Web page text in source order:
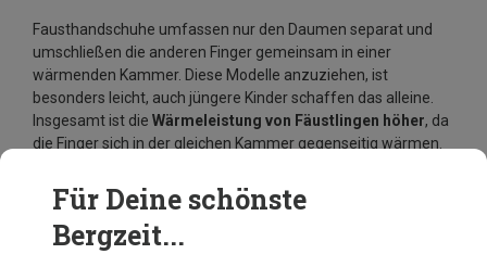
Fausthandschuhe umfassen nur den Daumen separat und
umschließen die anderen Finger gemeinsam in einer
wärmenden Kammer. Diese Modelle anzuziehen, ist
besonders leicht, auch jüngere Kinder schaffen das alleine.
Insgesamt ist die Wärmeleistung von Fäustlingen höher, da
die Finger sich in der gleichen Kammer gegenseitig wärmen.
entsprechend geringer und das Anziehen etwas kniffliger. Der
Vorteil ist jedoch, dass Kinder inFingerhandschuhen
Beispiel beim Spielen oder Skifahren
Für Deine schönste
Bergzeit...